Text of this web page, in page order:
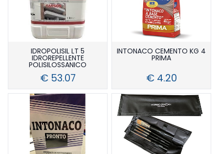
IDROPOLISIL LT 5
IDROREPELLENTE
POLISILOSSANICO
€ 53.07
INTONACO CEMENTO KG 4
PRIMA
€ 4.20